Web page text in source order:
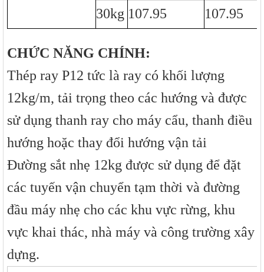
30kg 107.95 107.95
CHỨC NĂNG CHÍNH:
Thép ray P12 tức là ray có khối lượng
12kg/m, tải trọng theo các hướng và được
sử dụng thanh ray cho máy cẩu, thanh điều
hướng hoặc thay đổi hướng vận tải
Đường sắt nhẹ 12kg được sử dụng để đặt
các tuyến vận chuyển tạm thời và đường
đầu máy nhẹ cho các khu vực rừng, khu
vực khai thác, nhà máy và công trường xây
dựng.